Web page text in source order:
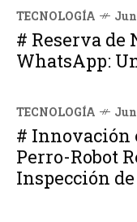
TECNOLOGÍA
# Reserva de
WhatsApp:
TECNOLOGÍA
# Innovación
Perro-Robot
Inspección